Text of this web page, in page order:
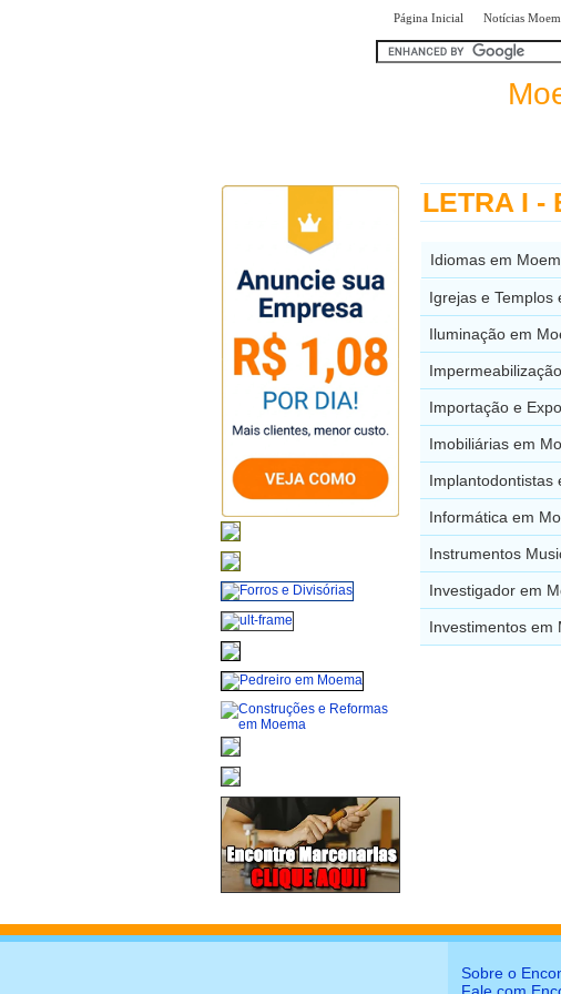
Página Inicial Notícias
LETRA I -
Idiomas em
Igrejas e Templos
Iluminação em
Importação e
Imobiliárias em
Implantodontistas
Informática em
Instrumentos
Investigador em
Investimentos em
Sobre o